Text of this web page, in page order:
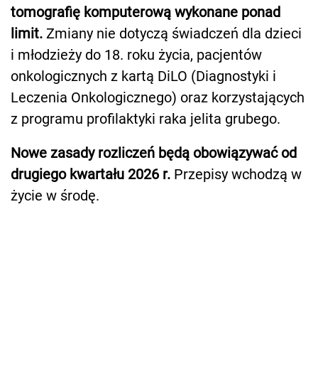
tomografię komputerową wykonane ponad
limit. Zmiany nie dotyczą świadczeń dla dzieci
i młodzieży do 18. roku życia, pacjentów
onkologicznych z kartą DiLO (Diagnostyki i
Leczenia Onkologicznego) oraz korzystających
z programu profilaktyki raka jelita grubego.
Nowe zasady rozliczeń będą obowiązywać od
drugiego kwartału 2026 r. Przepisy wchodzą w
życie w środę.